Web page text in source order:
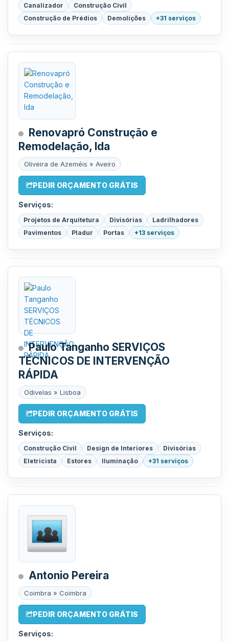
Canalizador
Construção Civil
Construção de Prédios
Demolições +31 serviços
Renovapró Construção e
Remodelação, lda
Oliveira de Azeméis » Aveiro
PEDIR ORÇAMENTO GRÁTIS
Serviços:
Projetos de Arquitetura Divisórias
Ladrilhadores
Pavimentos
Pladur Portas +13 serviços
Paulo Tanganho SERVIÇOS
TÉCNICOS DE INTERVENÇÃO
RÁPIDA
Odivelas » Lisboa
PEDIR ORÇAMENTO GRÁTIS
Serviços:
Construção Civil Design de Interiores
Divisórias
Eletricista
Estores Iluminação +31 serviços
Antonio Pereira
Coimbra » Coimbra
PEDIR ORÇAMENTO GRÁTIS
Serviços: